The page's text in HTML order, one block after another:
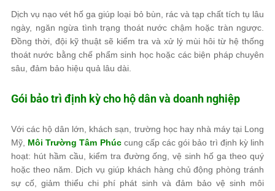
Dịch vụ nạo vét hố ga giúp loại bỏ bùn, rác và tạp chất tích tụ lâu
ngày, ngăn ngừa tình trạng thoát nước chậm hoặc tràn ngược.
Đồng thời, đội kỹ thuật sẽ kiểm tra và xử lý mùi hôi từ hệ thống
thoát nước bằng chế phẩm sinh học hoặc các biện pháp chuyên
sâu, đảm bảo hiệu quả lâu dài.
Gói bảo trì định kỳ cho hộ dân và doanh nghiệp
Với các hộ dân lớn, khách sạn, trường học hay nhà máy tại Long
Mỹ, Môi Trường Tâm Phúccung cấp các gói bảo trì định kỳ linh
hoạt: hút hầm cầu, kiểm tra đường ống, vệ sinh hố ga theo quý
hoặc theo năm. Dịch vụ giúp khách hàng chủ động phòng tránh
sự cố, giảm thiểu chi phí phát sinh và đảm bảo vệ sinh môi